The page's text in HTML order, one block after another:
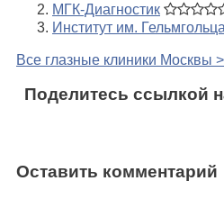
МГК-Диагностик
Институт им. Гельмгольца
Все глазные клиники Москвы
Поделитесь ссылкой
Оставить комментарий